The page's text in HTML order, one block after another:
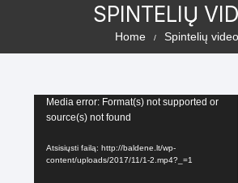
SPINTELIŲ
Home Spintelių video
Video
grotuvas
Media error: Format(s) not supported or
source(s) not found
Atsisiųsti failą: http://baldene.lt/wp-
content/uploads/2017/11/1-2.mp4?_=1